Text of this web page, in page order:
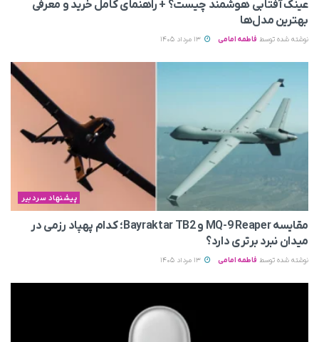
عینک آفتابی هوشمند چیست؟ + راهنمای کامل خرید و معرفی
بهترین مدل‌ها
نوشته شده توسط فاطمه امامی
پیشنهاد سردبیر
مقایسه MQ-9 Reaper و Bayraktar TB2؛ کدام پهپاد رزمی در
میدان نبرد برتری دارد؟
نوشته شده توسط فاطمه امامی